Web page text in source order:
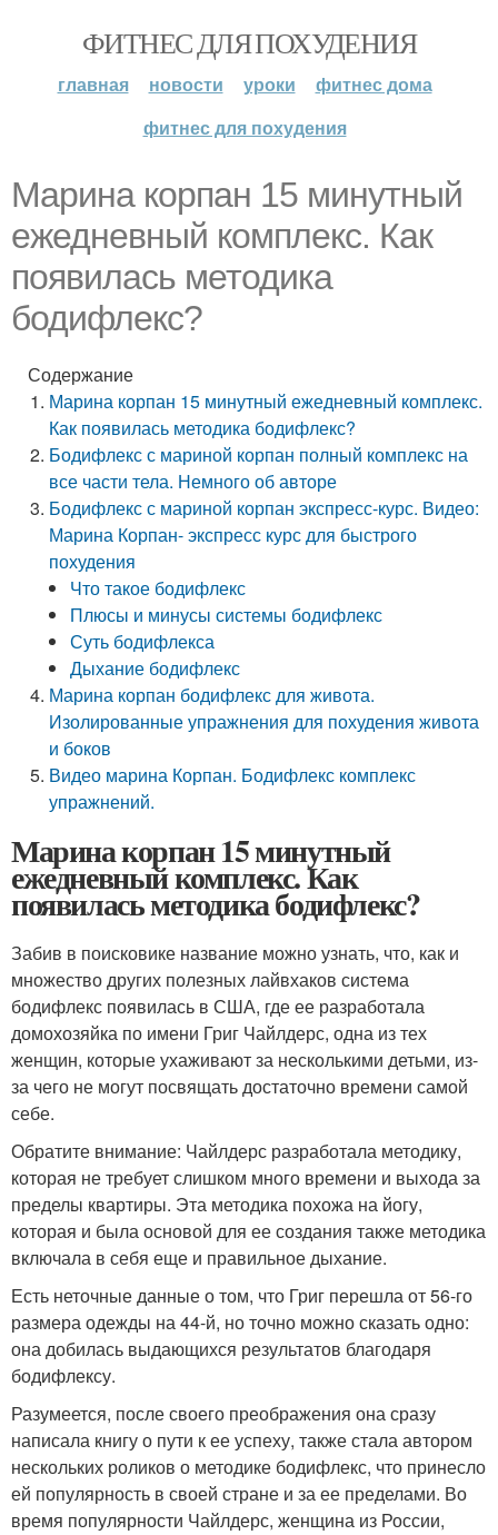
ФИТНЕС ДЛЯ ПОХУДЕНИЯ
главная новости уроки
фитнес дома
фитнес для похудения
Марина корпан 15 минутный
ежедневный комплекс. Как
появилась методика
бодифлекс?
Содержание
Марина корпан 15 минутный ежедневный комплекс.
Как появилась методика бодифлекс?
Бодифлекс с мариной корпан полный комплекс на
все части тела. Немного об авторе
Бодифлекс с мариной корпан экспресс-курс. Видео:
Марина Корпан- экспресс курс для быстрого
похудения
Что такое бодифлекс
Плюсы и минусы системы бодифлекс
Суть бодифлекса
Дыхание бодифлекс
Марина корпан бодифлекс для живота.
Изолированные упражнения для похудения живота
и боков
Видео марина Корпан. Бодифлекс комплекс
упражнений.
Марина корпан 15 минутный
ежедневный комплекс. Как
появилась методика бодифлекс?
Забив в поисковике название можно узнать, что, как и
множество других полезных лайвхаков система
бодифлекс появилась в США, где ее разработала
домохозяйка по имени Григ Чайлдерс, одна из тех
женщин, которые ухаживают за несколькими детьми, из-
за чего не могут посвящать достаточно времени самой
себе.
Обратите внимание: Чайлдерс разработала методику,
которая не требует слишком много времени и выхода за
пределы квартиры. Эта методика похожа на йогу,
которая и была основой для ее создания также методика
включала в себя еще и правильное дыхание.
Есть неточные данные о том, что Григ перешла от 56-го
размера одежды на 44-й, но точно можно сказать одно:
она добилась выдающихся результатов благодаря
бодифлексу.
Разумеется, после своего преображения она сразу
написала книгу о пути к ее успеху, также стала автором
нескольких роликов о методике бодифлекс, что принесло
ей популярность в своей стране и за ее пределами. Во
время популярности Чайлдерс, женщина из России,